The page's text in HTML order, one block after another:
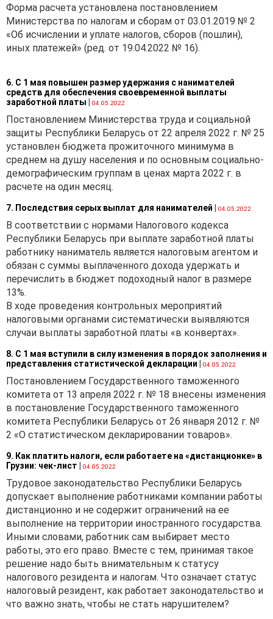
Форма расчета установлена постановлением
Министерства по налогам и сборам от 03.01.2019 № 2
«Об исчислении и уплате налогов, сборов (пошлин),
иных платежей» (ред. от 19.04.2022 № 16).
6. С 1 мая повышен размер удержания с нанимателей
средств для обеспечения своевременной выплаты
заработной платы
04.05.2022
Постановлением Министерства труда и социальной
защиты Республики Беларусь от 22 апреля 2022 г. № 25
установлен бюджета прожиточного минимума в
среднем на душу населения и по основным социально-
демографическим группам в ценах марта 2022 г. в
расчете на один месяц.
7. Последствия серых выплат для нанимателей 04.05.2022
В соответствии с нормами Налогового кодекса
Республики Беларусь при выплате заработной платы
работнику наниматель является налоговым агентом и
обязан с суммы выплаченного дохода удержать и
перечислить в бюджет подоходный налог в размере
13%.
В ходе проведения контрольных мероприятий
налоговыми органами систематически выявляются
случаи выплаты заработной платы «в конвертах».
8. С 1 мая вступили в силу изменения в порядок заполнения и
представления статистической декларации
04.05.2022
Постановлением Государственного таможенного
комитета от 13 апреля 2022 г. № 18 внесены изменения
в постановление Государственного таможенного
комитета Республики Беларусь от 26 января 2012 г. №
2 «О статистическом декларировании товаров».
9. Как платить налоги, если работаете на «дистанционке» в
Грузии: чек-лист
04.05.2022
Трудовое законодательство Республики Беларусь
допускает выполнение работниками компании работы
дистанционно и не содержит ограничений на ее
выполнение на территории иностранного государства.
Иными словами, работник сам выбирает место
работы, это его право. Вместе с тем, принимая такое
решение надо быть внимательным к статусу
налогового резидента и налогам. Что означает статус
налоговый резидент, как работает законодательство и
что важно знать, чтобы не стать нарушителем?